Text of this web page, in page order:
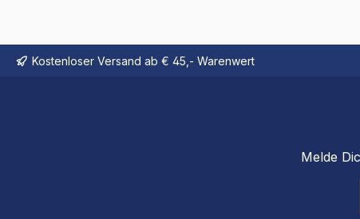
Kostenloser Versand ab € 45,- Warenwert
Melde